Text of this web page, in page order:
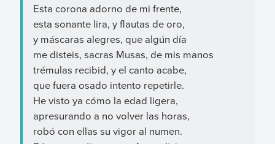
Esta corona adorno de mi frente,
esta sonante lira, y flautas de oro,
y máscaras alegres, que algún día
me disteis, sacras Musas, de mis manos
trémulas recibid, y el canto acabe,
que fuera osado intento repetirle.
He visto ya cómo la edad ligera,
apresurando a no volver las horas,
robó con ellas su vigor al numen.